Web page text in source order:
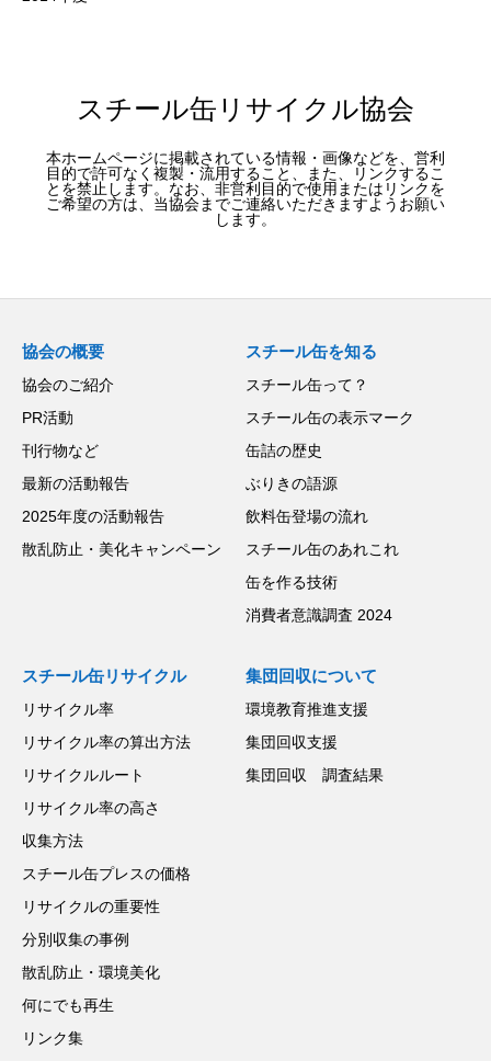
スチール缶リサイクル協会
本ホームページに掲載されている情報・画像などを、営利
目的で許可なく複製・流用すること、また、リンクするこ
とを禁止します。なお、非営利目的で使用またはリンクを
ご希望の方は、当協会までご連絡いただきますようお願い
します。
協会の概要
協会のご紹介
PR活動
刊行物など
最新の活動報告
2025年度の活動報告
散乱防止・美化キャンペーン
スチール缶を知る
スチール缶って？
スチール缶の表示マーク
缶詰の歴史
ぶりきの語源
飲料缶登場の流れ
スチール缶のあれこれ
缶を作る技術
消費者意識調査 2024
スチール缶リサイクル
リサイクル率
リサイクル率の算出方法
リサイクルルート
リサイクル率の高さ
収集方法
スチール缶プレスの価格
リサイクルの重要性
分別収集の事例
散乱防止・環境美化
何にでも再生
リンク集
集団回収について
環境教育推進支援
集団回収支援
集団回収 調査結果